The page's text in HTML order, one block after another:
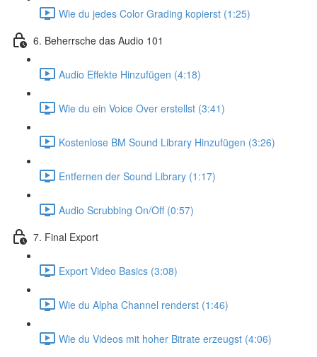
Wie du jedes Color Grading kopierst (1:25)
6. Beherrsche das Audio 101
Audio Effekte Hinzufügen (4:18)
Wie du ein Voice Over erstellst (3:41)
Kostenlose BM Sound Library Hinzufügen (3:26)
Entfernen der Sound Library (1:17)
Audio Scrubbing On/Off (0:57)
7. Final Export
Export Video Basics (3:08)
Wie du Alpha Channel renderst (1:46)
Wie du Videos mit hoher Bitrate erzeugst (4:06)